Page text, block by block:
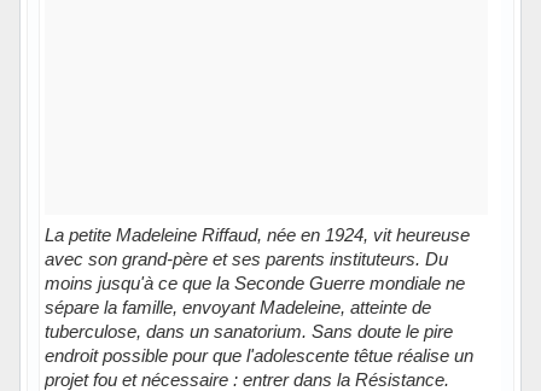
La petite Madeleine Riffaud, née en 1924, vit heureuse
avec son grand-père et ses parents instituteurs. Du
moins jusqu'à ce que la Seconde Guerre mondiale ne
sépare la famille, envoyant Madeleine, atteinte de
tuberculose, dans un sanatorium. Sans doute le pire
endroit possible pour que l'adolescente têtue réalise un
projet fou et nécessaire : entrer dans la Résistance.